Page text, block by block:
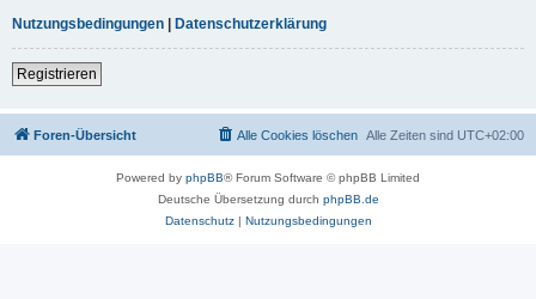
Nutzungsbedingungen | Datenschutzerklärung
Registrieren
Foren-Übersicht Alle Zeiten sind UTC+02:00
Alle Cookies löschen
Powered by phpBB® Forum Software © phpBB Limited
Deutsche Übersetzung durch phpBB.de
Datenschutz| Nutzungsbedingungen